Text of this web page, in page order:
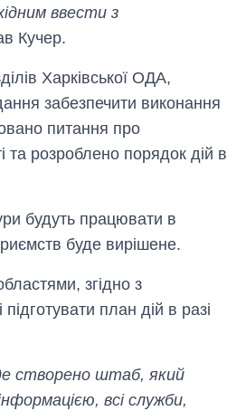
ввести з
Кучер.
Харківської ОДА,
забезпечити виконання
питання про
та розроблено порядок дій в
будуть працювати в
буде вирішене.
згідно з
план дій в разі
створено штаб, який
всі служби,